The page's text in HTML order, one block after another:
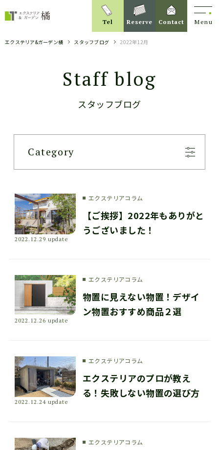
Menu
Tel Reserve Contact
エクステリア&ガーデン橘 スタッフブログ 2022年12月
Staff blog
スタッフブログ
Category
2022.12.29 update
エクステリアコラム
【ご挨拶】2022年もありがと
うございました！
2022.12.26 update
エクステリアコラム
物置に見えない物置！デザイ
ン物置おすすめ商品２選
2022.12.24 update
エクステリアコラム
エクステリアのプロが教え
る！失敗しない物置の選び方
エクステリアコラム